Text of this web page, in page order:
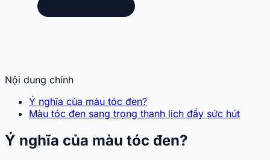
Nội dung chính
Ý nghĩa của màu tóc đen?
Màu tóc đen sang trọng thanh lịch đầy sức hút
Ý nghĩa của màu tóc đen?